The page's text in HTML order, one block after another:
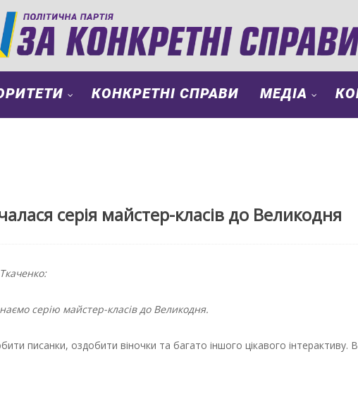
КОНКРЕТНІ СПРАВИ МЕДІА
серія майстер-класів до Великодня
серію майстер-класів до Великодня.
писанки, оздобити віночки та багато іншого цікавого інтерактиву.